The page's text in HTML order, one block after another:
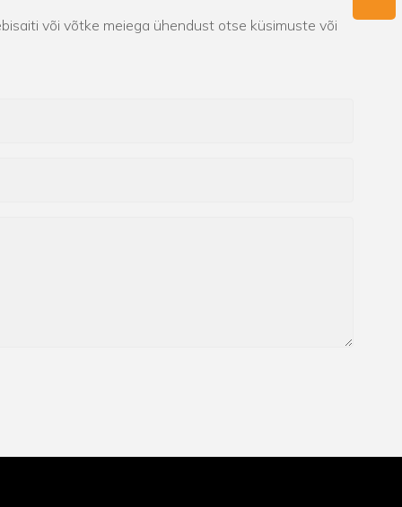
või võtke meiega ühendust otse küsimuste või